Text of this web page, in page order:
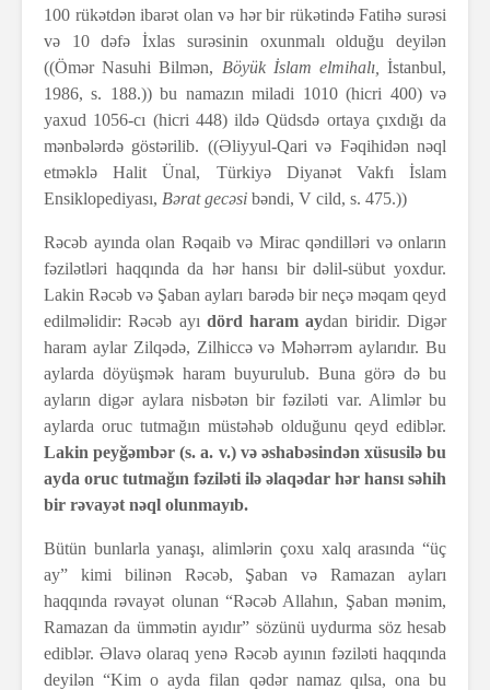
100 rükətdən ibarət olan və hər bir rükətində Fatihə surəsi
və 10 dəfə İxlas surəsinin oxunmalı olduğu deyilən
((Ömər Nasuhi Bilmən, Böyük İslam elmihalı, İstanbul,
1986, s. 188.)) bu namazın miladi 1010 (hicri 400) və
yaxud 1056-cı (hicri 448) ildə Qüdsdə ortaya çıxdığı da
mənbələrdə göstərilib. ((Əliyyul-Qari və Fəqihidən nəql
etməklə Halit Ünal, Türkiyə Diyanət Vakfı İslam
Ensiklopediyası, Bərat gecəsi bəndi, V cild, s. 475.))
Rəcəb ayında olan Rəqaib və Mirac qəndilləri və onların
fəzilətləri haqqında da hər hansı bir dəlil-sübut yoxdur.
Lakin Rəcəb və Şaban ayları barədə bir neçə məqam qeyd
edilməlidir: Rəcəb ayı dörd haram aydan biridir. Digər
haram aylar Zilqədə, Zilhiccə və Məhərrəm aylarıdır. Bu
aylarda döyüşmək haram buyurulub. Buna görə də bu
ayların digər aylara nisbətən bir fəziləti var. Alimlər bu
aylarda oruc tutmağın müstəhəb olduğunu qeyd ediblər.
Lakin peyğəmbər (s. a. v.) və əshabəsindən xüsusilə bu
ayda oruc tutmağın fəziləti ilə əlaqədar hər hansı səhih
bir rəvayət nəql olunmayıb.
Bütün bunlarla yanaşı, alimlərin çoxu xalq arasında “üç
ay” kimi bilinən Rəcəb, Şaban və Ramazan ayları
haqqında rəvayət olunan “Rəcəb Allahın, Şaban mənim,
Ramazan da ümmətin ayıdır” sözünü uydurma söz hesab
ediblər. Əlavə olaraq yenə Rəcəb ayının fəziləti haqqında
deyilən “Kim o ayda filan qədər namaz qılsa, ona bu